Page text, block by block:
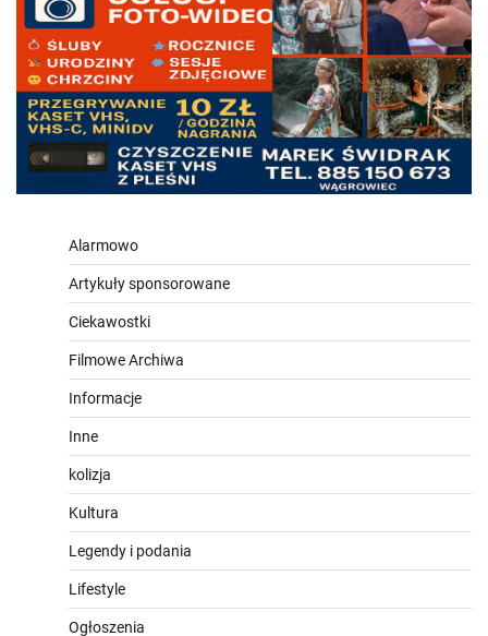
Alarmowo
Artykuły sponsorowane
Ciekawostki
Filmowe Archiwa
Informacje
Inne
kolizja
Kultura
Legendy i podania
Lifestyle
Ogłoszenia